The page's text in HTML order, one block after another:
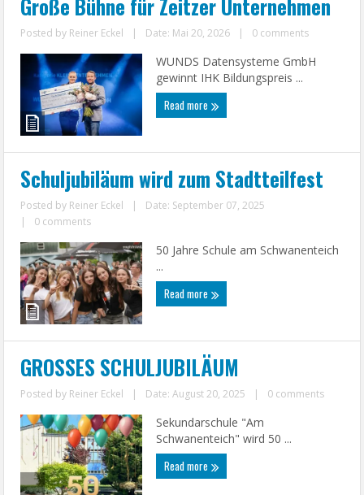
Große Bühne für Zeitzer Unternehmen
Posted by Reiner Eckel | Date: Mai 20, 2026 | 0 comments
WUNDS Datensysteme GmbH
gewinnt IHK Bildungspreis ...
Read more
Schuljubiläum wird zum Stadtteilfest
Posted by Reiner Eckel |
Date: September 07, 2025
|
0 comments
50 Jahre Schule am Schwanenteich
...
Read more
GROSSES SCHULJUBILÄUM
Posted by Reiner Eckel | Date: August 20, 2025 | 0 comments
Sekundarschule "Am
Schwanenteich" wird 50 ...
Read more